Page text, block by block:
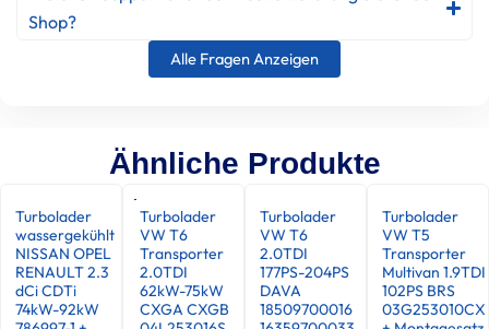
Shop?
Alle Fragen Anzeigen
Ähnliche Produkte
Turbolader
wassergekühlt
NISSAN OPEL
RENAULT 2.3
dCi CDTi
74kW-92kW
Turbolader
VW T6
Transporter
2.0TDI
62kW-75kW
CXGA CXGB
Turbolader
VW T6
2.0TDI
177PS-204PS
DAVA
18509700016
Turbolader
VW T5
Transporter
Multivan 1.9TDI
102PS BRS
03G253010CX